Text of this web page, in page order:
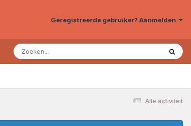
Geregistreerde gebruiker? Aanmelden
Alle activiteit